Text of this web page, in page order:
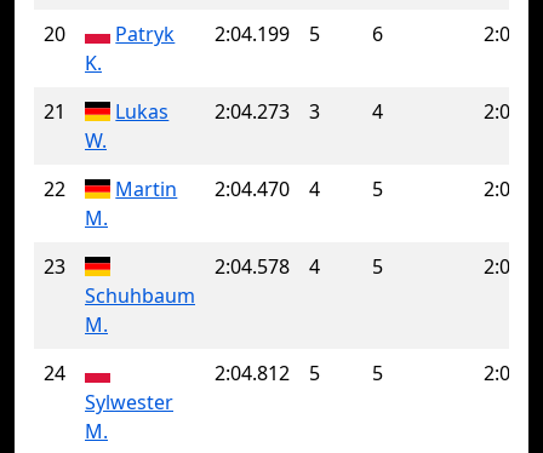
20
Patryk
K.
2:04.199 5 6
21
Lukas
W.
2:04.273 3 4
22
Martin
M.
2:04.470 4 5
23
Schuhbaum
M.
2:04.578 4 5
24
Sylwester
M.
2:04.812 5 5